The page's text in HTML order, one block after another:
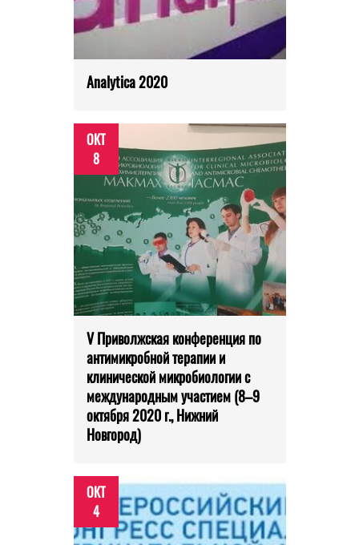
Analytica 2020
ОКТ
8
V Приволжская конференция по
антимикробной терапии и
клинической микробиологии с
международным участием (8–9
октября 2020 г., Нижний
Новгород)
ОКТ
4